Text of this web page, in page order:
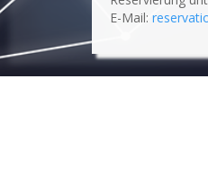
E-Mail: